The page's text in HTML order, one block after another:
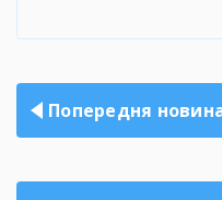
Навігація
записів
Попередня